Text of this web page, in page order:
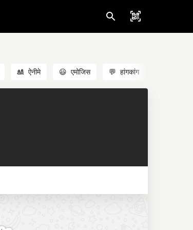
🎎 ऐनीमे 😃 एमोजिस 💬 हांगकांग